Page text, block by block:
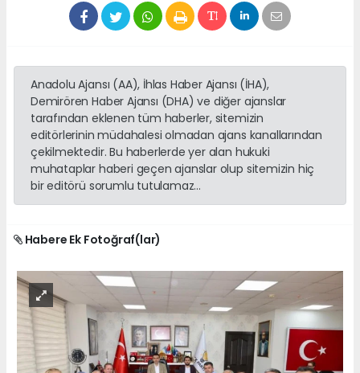
Anadolu Ajansı (AA), İhlas Haber Ajansı (İHA),
Demirören Haber Ajansı (DHA) ve diğer ajanslar
tarafından eklenen tüm haberler, sitemizin
editörlerinin müdahalesi olmadan ajans kanallarından
çekilmektedir. Bu haberlerde yer alan hukuki
muhataplar haberi geçen ajanslar olup sitemizin hiç
bir editörü sorumlu tutulamaz...
Habere Ek Fotoğraf(lar)